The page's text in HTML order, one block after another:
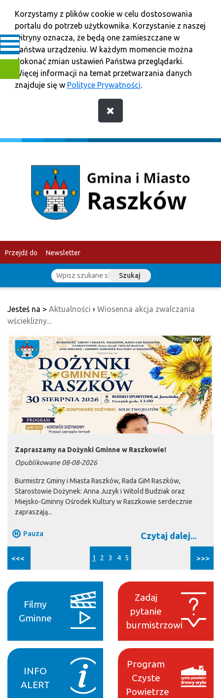
Korzystamy z plików cookie w celu dostosowania
portalu do potrzeb użytkownika. Korzystanie z naszej
witryny oznacza, że będą one zamieszczane w
Państwa urządzeniu. W każdym momencie można
dokonać zmian ustawień Państwa przeglądarki.
Więcej informacji na temat przetwarzania danych
znajduje się w Polityce Prywatności.
Przejdź do Newsletter
Szukaj
Jesteś na > Aktualności › Wiosenna akcja zwalczania
wścieklizny...
Zapraszamy na Dożynki Gminne w Raszkowie!
Opublikowane 08-08-2026
Burmistrz Gminy i Miasta Raszków, Rada GiM Raszków,
Starostowie Dożynek: Anna Juzyk i Witold Budziak oraz
Miejsko-Gminny Ośrodek Kultury w Raszkowie serdecznie
zapraszają...
Czytaj dalej...
Pauza
1 2 3 4 5
<<< >>>
Filmy
Gminne
INFO
ALERT
Zadaj
pytanie
burmistrzowi
Program
Czyste
Powietrze